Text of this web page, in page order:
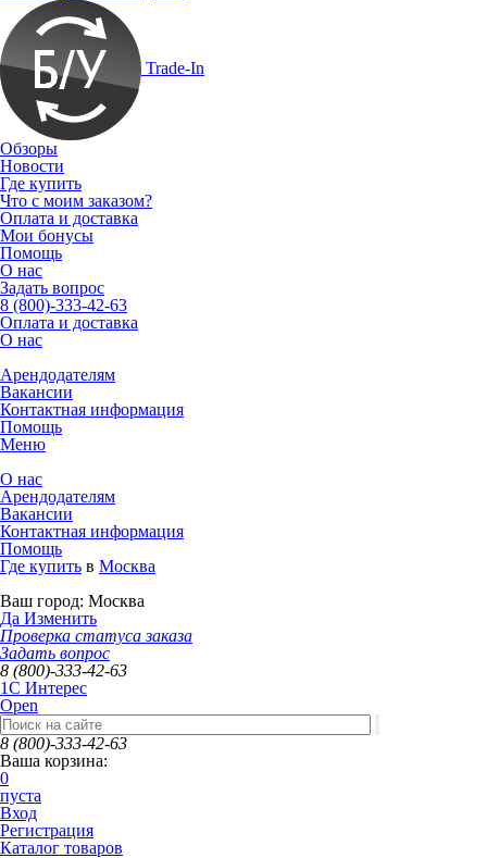
Trade-In
Обзоры
Новости
Где купить
Что с моим заказом?
Оплата и доставка
Мои бонусы
Помощь
О нас
Задать вопрос
8 (800)-333-42-63
Оплата и доставка
О нас
Арендодателям
Вакансии
Контактная информация
Помощь
Меню
О нас
Арендодателям
Вакансии
Контактная информация
Помощь
Где купить в Москва
Ваш город: Москва
Да Изменить
Проверка статуса заказа
Задать вопрос
8 (800)-333-42-63
1C Интерес
Open
8 (800)-333-42-63
Ваша корзина:
0
пуста
Вход
Регистрация
Каталог товаров